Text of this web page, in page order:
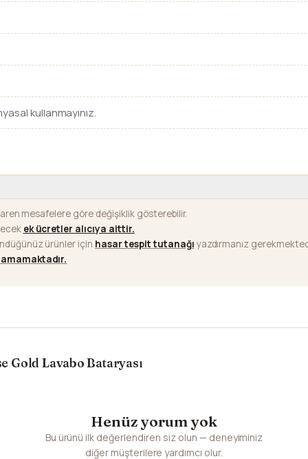
kullanmayınız.
mesafelere göre değişiklik gösterebilir.
ek ücretler alıcıya aittir.
ürünler için hasar tespit tutanağı yazdırmanız
Gold Lavabo Bataryası
Henüz yorum yok
Bu ürünü ilk değerlendiren siz olun — deneyiminiz
diğer müşterilere yardımcı olur.